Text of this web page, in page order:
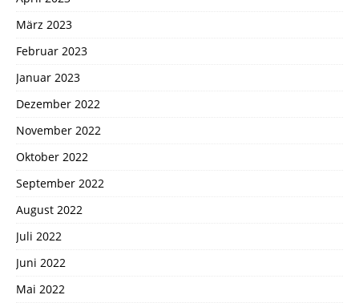
März 2023
Februar 2023
Januar 2023
Dezember 2022
November 2022
Oktober 2022
September 2022
August 2022
Juli 2022
Juni 2022
Mai 2022